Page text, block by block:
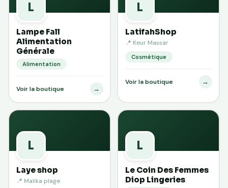
L
Lampe Fall
Alimentation
Générale
Alimentation
Voir la boutique →
L
LatifahShop
📍 Keur Massar
Cosmétique
Voir la boutique →
L
Laye shop
📍 Malika plage
L
Le Coin Des Femmes
Diop Lingeries